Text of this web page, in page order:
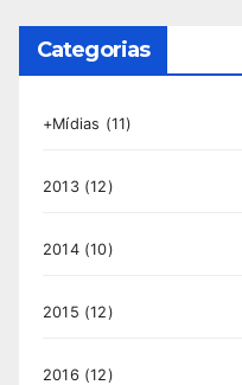
Categorias
+Mídias (11)
2013(12)
2014(10)
2015 (12)
2016 (12)